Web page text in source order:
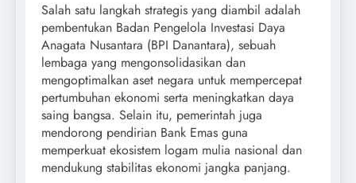
Salah satu langkah strategis yang diambil adalah
pembentukan Badan Pengelola Investasi Daya
Anagata Nusantara (BPI Danantara), sebuah
lembaga yang mengonsolidasikan dan
mengoptimalkan aset negara untuk mempercepat
pertumbuhan ekonomi serta meningkatkan daya
saing bangsa. Selain itu, pemerintah juga
mendorong pendirian Bank Emas guna
memperkuat ekosistem logam mulia nasional dan
mendukung stabilitas ekonomi jangka panjang.